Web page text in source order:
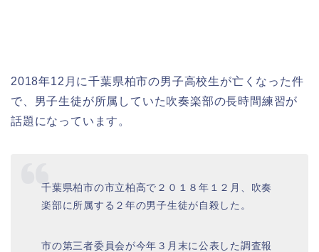
2018年12月に千葉県柏市の男子高校生が亡くなった件
で、男子生徒が所属していた吹奏楽部の長時間練習が
話題になっています。
千葉県柏市の市立柏高で２０１８年１２月、吹奏
楽部に所属する２年の男子生徒が自殺した。
市の第三者委員会が今年３月末に公表した調査報